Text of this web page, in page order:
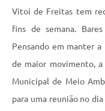
Vitoi de Freitas tem
fins de semana.
Pensando em manter
de maior movimento,
Municipal de Meio
para uma reunião no